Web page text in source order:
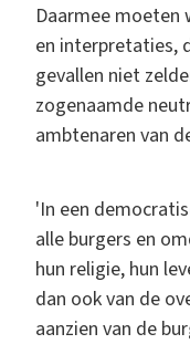
Daarmee moeten
en interpretaties,
gevallen niet
zogenaamde
ambtenaren van
'In een
alle burgers en
hun religie, hun
dan ook van de
aanzien van de